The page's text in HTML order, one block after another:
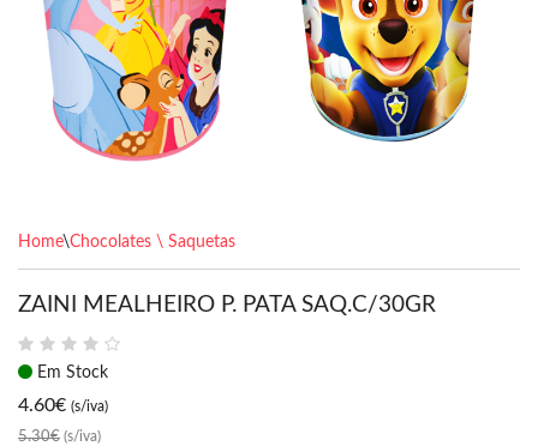
Home\Chocolates \ Saquetas
ZAINI MEALHEIRO P. PATA SAQ.C/30GR
Em Stock
4.60€ (s/iva)
5.30€ (s/iva)